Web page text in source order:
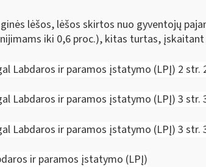
lėšos, lėšos skirtos nuo gyventojų
iki 0,6 proc.), kitas turtas,
Labdaros ir paramos įstatymo (LPĮ) 2 str.
Labdaros ir paramos įstatymo (LPĮ) 3 str.
Labdaros ir paramos įstatymo (LPĮ) 3 str.
ir paramos įstatymo (LPĮ)